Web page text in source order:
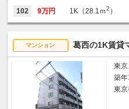
102 9万円 1K（28.1ｍ2 ）
マンション 葛西の1K賃貸
東
築
東